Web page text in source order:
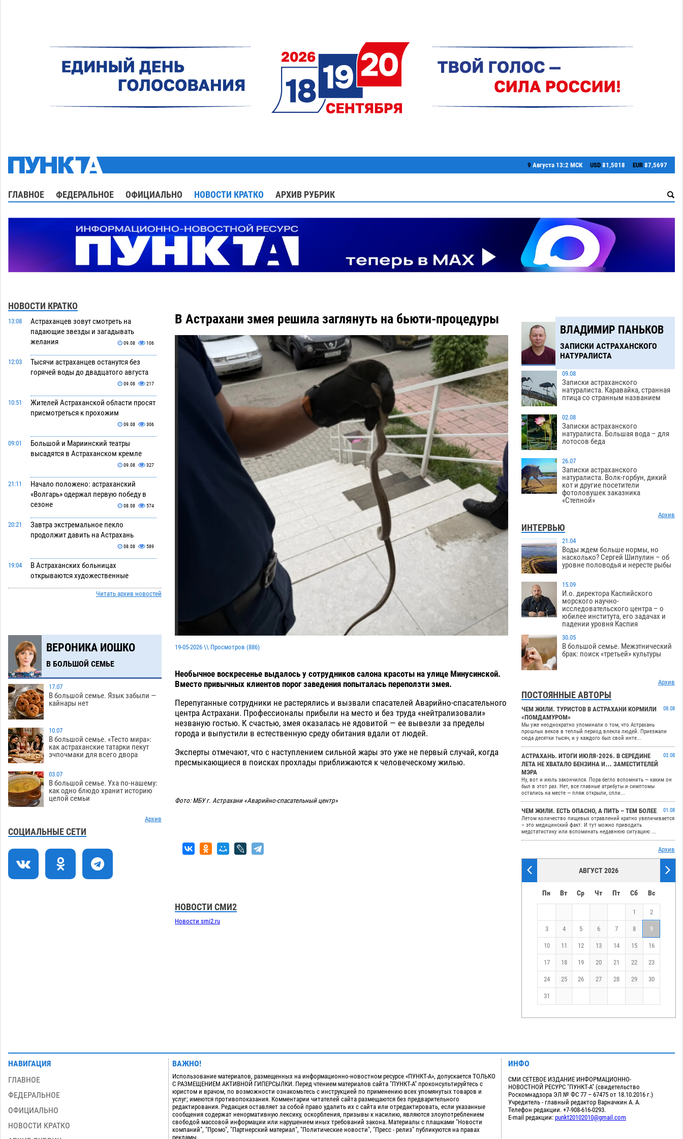
9 Августа 13:2 МСК USD 81,5018 EUR 87,5697
ГЛАВНОЕ ФЕДЕРАЛЬНОЕ ОФИЦИАЛЬНО НОВОСТИ КРАТКО АРХИВ РУБРИК
НОВОСТИ КРАТКО
13:08
Астраханцев зовут смотреть на
падающие звезды и загадывать
желания
09.08 106
12:03
Тысячи астраханцев останутся без
горячей воды до двадцатого августа
09.08 217
10:51
Жителей Астраханской области просят
присмотреться к прохожим
09.08 306
09:01
Большой и Мариинский театры
высадятся в Астраханском кремле
09.08 327
21:11
Начало положено: астраханский
«Волгарь» одержал первую победу в
сезоне
08.08 574
20:21
Завтра экстремальное пекло
продолжит давить на Астрахань
08.08 589
19:04
В Астраханских больницах
открываются художественные
выставки
08.08 456
16:58
Игорь Мартынов вручил награды
тренерам и учителям физкультуры
Камызякского района
15:32
Ветеран из Астрахани отметил
столетний юбилей
08.08 611
14:19
Погибший на Донбассе волонтер из
Астрахани стал героем мурала
08.08 575
13:10
Подросток, перебегавший дорогу вне
Астрахани
08.08 702
12:02
Астраханский следком помог
подростку получить зарплату за
475
гандболисты крупно проиграли
пермякам
09:00
Лидеры чеченской диаспоры в
Читать архив новостей
ВЕРОНИКА ИОШКО
В БОЛЬШОЙ СЕМЬЕ
17.07
В большой семье. Язык забыли —
кайнары нет
10.07
В большой семье. «Тесто мира»:
как астраханские татарки пекут
эчпочмаки для всего двора
03.07
В большой семье. Уха по-нашему:
как одно блюдо хранит историю
целой семьи
Архив
СОЦИАЛЬНЫЕ СЕТИ
В Астрахани змея решила заглянуть на бьюти-процедуры
19-05-2026 \\ Просмотров (886)
Необычное воскресенье выдалось у сотрудников салона красоты на улице Минусинской.
Вместо привычных клиентов порог заведения попыталась переползти змея.
Перепуганные сотрудники не растерялись и вызвали спасателей Аварийно-спасательного
центра Астрахани. Профессионалы прибыли на место и без труда «нейтрализовали»
незваную гостью. К счастью, змея оказалась не ядовитой — ее вывезли за пределы
города и выпустили в естественную среду обитания вдали от людей.
Эксперты отмечают, что с наступлением сильной жары это уже не первый случай, когда
пресмыкающиеся в поисках прохлады приближаются к человеческому жилью.
Фото: МБУ г. Астрахани «Аварийно-спасательный центр»
НОВОСТИ СМИ2
Новости smi2.ru
ВЛАДИМИР ПАНЬКОВ
ЗАПИСКИ АСТРАХАНСКОГО
НАТУРАЛИСТА
09.08
Записки астраханского
натуралиста. Каравайка, странная
птица со странным названием
02.08
Записки астраханского
натуралиста. Большая вода – для
лотосов беда
26.07
Записки астраханского
натуралиста. Волк-горбун, дикий
кот и другие посетители
фотоловушек заказника
«Степной»
Архив
ИНТЕРВЬЮ
21.04
Воды ждем больше нормы, но
насколько? Сергей Шипулин – об
уровне половодья и нересте рыбы
15.09
И.о. директора Каспийского
морского научно-
исследовательского центра – о
юбилее института, его задачах и
падении уровня Каспия
30.05
В большой семье. Межэтнический
брак: поиск «третьей» культуры
Архив
ПОСТОЯННЫЕ АВТОРЫ
ЧЕМ ЖИЛИ. ТУРИСТОВ В АСТРАХАНИ КОРМИЛИ
«ПОМДАМУРОМ»
08.08
Мы уже неоднократно упоминали о том, что Астрахань
прошлых веков в теплый период влекла людей. Приезжали
сюда десятки тысяч, и у каждого был свой инте...
АСТРАХАНЬ. ИТОГИ ИЮЛЯ-2026. В СЕРЕДИНЕ
ЛЕТА НЕ ХВАТАЛО БЕНЗИНА И… ЗАМЕСТИТЕЛЕЙ
МЭРА
03.08
Ну, вот и июль закончился. Пора бегло вспомнить — каким он
был в этот раз. Нет, все главные атрибуты и симптомы
остались на месте — пляж открыли, спли...
ЧЕМ ЖИЛИ. ЕСТЬ ОПАСНО, А ПИТЬ – ТЕМ БОЛЕЕ
01.08
Летом количество пищевых отравлений кратно увеличивается
– это медицинский факт. И тут можно приводить
медстатистику или вспоминать недавнюю ситуацию ...
Архив
АВГУСТ 2026
Пн Вт Ср Чт Пт Сб Вс
1 2
3 4 5 6 7 8 9
10 11 12 13 14 15 16
17 18 19 20 21 22 23
24 25 26 27 28 29 30
31
НАВИГАЦИЯ
ГЛАВНОЕ
ФЕДЕРАЛЬНОЕ
ОФИЦИАЛЬНО
НОВОСТИ КРАТКО
ВАЖНО!
Использование материалов, размещенных на информационно-новостном ресурсе «ПУНКТ-А», допускается ТОЛЬКО
С РАЗМЕЩЕНИЕМ АКТИВНОЙ ГИПЕРСЫЛКИ. Перед чтением материалов сайта "ПУНКТ-А" проконсультируйтесь с
юристом и врачом, по возможности ознакомьтесь с инструкцией по применению всех упомянутых товаров и
услуг; имеются противопоказания. Комментарии читателей сайта размещаются без предварительного
редактирования. Редакция оставляет за собой право удалить их с сайта или отредактировать, если указанные
сообщения содержат ненормативную лексику, оскорбления, призывы к насилию, являются злоупотреблением
свободой массовой информации или нарушением иных требований закона. Материалы с плашками "Новости
компаний", "Промо", "Партнерский материал", "Политические новости", "Пресс - релиз" публикуются на правах
рекламы.
ИНФО
СМИ СЕТЕВОЕ ИЗДАНИЕ ИНФОРМАЦИОННО-
НОВОСТНОЙ РЕСУРС "ПУНКТ-А" (свидетельство
Роскомнадзора ЭЛ № ФС 77 – 67475 от 18.10.2016 г.)
Учредитель - главный редактор Варначкин А. А.
Телефон редакции. +7-908-616-0293.
E-mail редакции: punkt20102010@gmail.com